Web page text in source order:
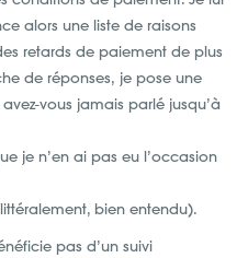
alors une liste de raisons
retards de paiement de plus
de réponses, je pose une
vous jamais parlé jusqu’à
je n’en ai pas eu l’occasion
bien entendu).
pas d’un suivi